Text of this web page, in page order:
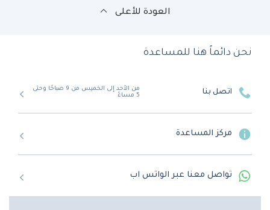
العودة للأعلى
نحن دائماً هنا للمساعدة
اتصل بنا
من الأحد إلى الخميس من 9 صباحًا وحتى
5 مساءً
مركز المساعدة
تواصل معنا عبر الواتس اب